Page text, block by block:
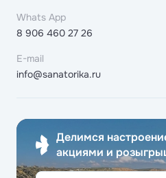
Whats App
8 906 460 27 26
E-mail
info@sanatorika.ru
Делимся
акциями и